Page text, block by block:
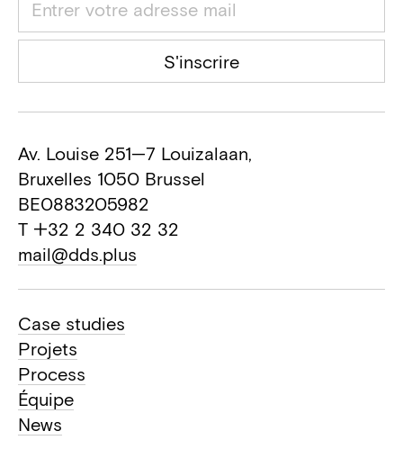
S'inscrire
Av. Louise 251—7 Louizalaan,
Bruxelles 1050 Brussel
BE0883205982
T +32 2 340 32 32
mail@dds.plus
Case studies
Projets
Process
Équipe
News